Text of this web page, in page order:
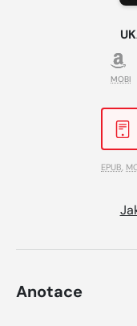
MOBI
EPUB,
Anotace